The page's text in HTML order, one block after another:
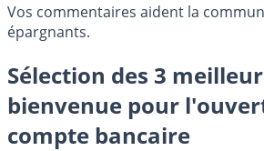
Vos commentaires aident la
épargnants.
Sélection des 3
bienvenue pour
compte bancaire